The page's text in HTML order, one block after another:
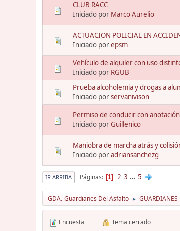
CLUB RACC
Iniciado por Marco Aurelio
ACTUACION POLICIAL EN
Iniciado porepsm
Vehículo de alquiler con uso
Iniciado por RGUB
Prueba alcoholemia y drogas a
Iniciado porservanivison
Permiso de conducir con
Iniciado porGuillenico
Maniobra de marcha atrás y
Iniciado poradriansanchezg
IR ARRIBA Páginas 1 2 3 ... 5
GDA.-Guardianes Del Asfalto ► GUARDIANES
Encuesta
Tema cerrado